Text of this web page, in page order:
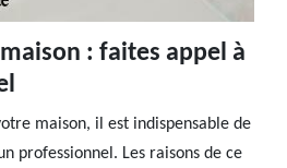
: faites appel à
maison, il est indispensable de
professionnel. Les raisons de ce